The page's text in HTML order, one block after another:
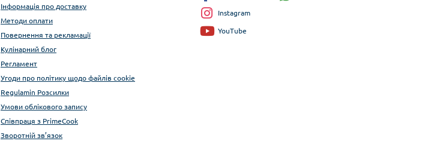
Інформація про доставку
Методи оплати
Повернення та рекламації
Кулінарний блог
Регламент
Угоди про політику щодо файлів cookie
Regulamin Розсилки
Умови облікового запису
Співпраця з PrimeCook
Зворотній зв’язок
Instagram
YouTube